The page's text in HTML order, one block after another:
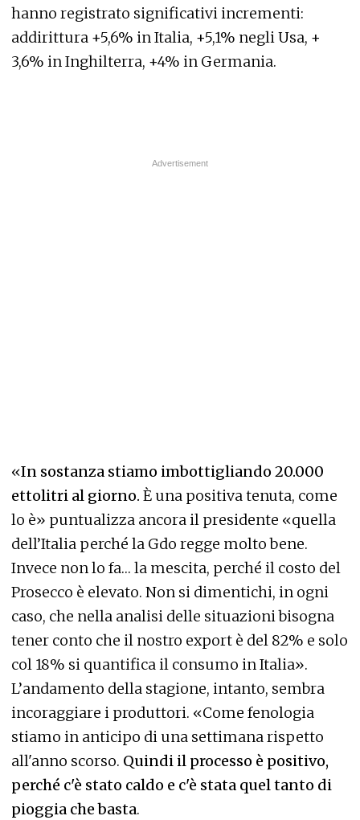
hanno registrato significativi incrementi:
addirittura +5,6% in Italia, +5,1% negli Usa, +
3,6% in Inghilterra, +4% in Germania.
«In sostanza stiamo imbottigliando 20.000
ettolitri al giorno. È una positiva tenuta, come
lo è» puntualizza ancora il presidente «quella
dell’Italia perché la Gdo regge molto bene.
Invece non lo fa… la mescita, perché il costo del
Prosecco è elevato. Non si dimentichi, in ogni
caso, che nella analisi delle situazioni bisogna
tener conto che il nostro export è del 82% e solo
col 18% si quantifica il consumo in Italia».
L’andamento della stagione, intanto, sembra
incoraggiare i produttori. «Come fenologia
stiamo in anticipo di una settimana rispetto
all'anno scorso. Quindi il processo è positivo,
perché c'è stato caldo e c'è stata quel tanto di
pioggia che basta.